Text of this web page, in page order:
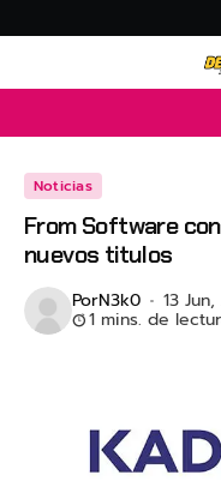
Noticias
From Software
nuevos titulos
PorN3k0 13
1 mins. de